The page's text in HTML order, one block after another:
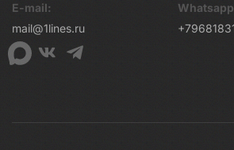
E-mail:
mail@1lines.ru